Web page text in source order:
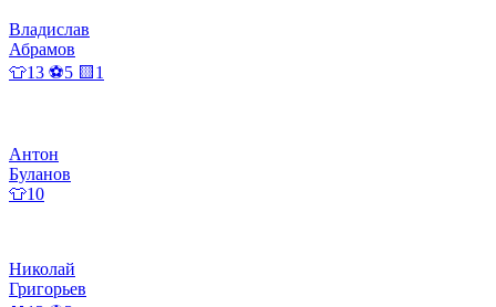
Владислав
Абрамов
👕13 ⚽5 🟨1
Антон
Буланов
👕10
Николай
Григорьев